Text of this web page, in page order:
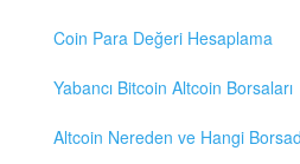
Coin Para Değeri Hesaplama
Yabancı Bitcoin Altcoin Borsaları
Altcoin Nereden ve Hangi